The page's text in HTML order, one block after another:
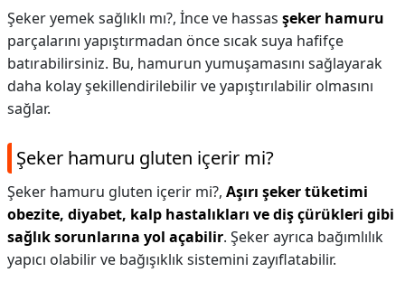
Şeker yemek sağlıklı mı?, İnce ve hassas şeker hamuru
parçalarını yapıştırmadan önce sıcak suya hafifçe
batırabilirsiniz. Bu, hamurun yumuşamasını sağlayarak
daha kolay şekillendirilebilir ve yapıştırılabilir olmasını
sağlar.
Şeker hamuru gluten içerir mi?
Şeker hamuru gluten içerir mi?, Aşırı şeker tüketimi
obezite, diyabet, kalp hastalıkları ve diş çürükleri gibi
sağlık sorunlarına yol açabilir. Şeker ayrıca bağımlılık
yapıcı olabilir ve bağışıklık sistemini zayıflatabilir.